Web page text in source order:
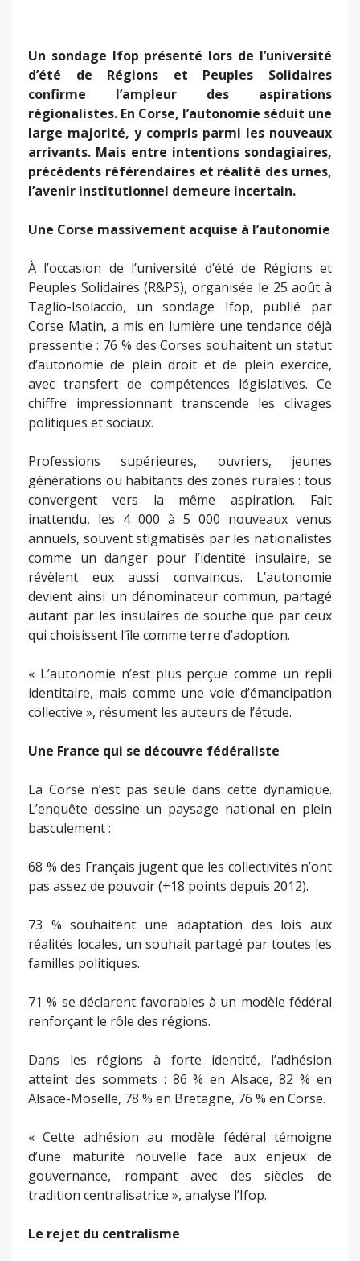
Un sondage Ifop présenté lors de l’université
d’été de Régions et Peuples Solidaires
confirme l’ampleur des aspirations
régionalistes. En Corse, l’autonomie séduit une
large majorité, y compris parmi les nouveaux
arrivants. Mais entre intentions sondagiaires,
précédents référendaires et réalité des urnes,
l’avenir institutionnel demeure incertain.
Une Corse massivement acquise à l’autonomie
À l’occasion de l’université d’été de Régions et
Peuples Solidaires (R&PS), organisée le 25 août à
Taglio-Isolaccio, un sondage Ifop, publié par
Corse Matin, a mis en lumière une tendance déjà
pressentie : 76 % des Corses souhaitent un statut
d’autonomie de plein droit et de plein exercice,
avec transfert de compétences législatives. Ce
chiffre impressionnant transcende les clivages
politiques et sociaux.
Professions supérieures, ouvriers, jeunes
générations ou habitants des zones rurales : tous
convergent vers la même aspiration. Fait
inattendu, les 4 000 à 5 000 nouveaux venus
annuels, souvent stigmatisés par les nationalistes
comme un danger pour l’identité insulaire, se
révèlent eux aussi convaincus. L’autonomie
devient ainsi un dénominateur commun, partagé
autant par les insulaires de souche que par ceux
qui choisissent l’île comme terre d’adoption.
« L’autonomie n’est plus perçue comme un repli
identitaire, mais comme une voie d’émancipation
collective », résument les auteurs de l’étude.
Une France qui se découvre fédéraliste
La Corse n’est pas seule dans cette dynamique.
L’enquête dessine un paysage national en plein
basculement :
68 % des Français jugent que les collectivités n’ont
pas assez de pouvoir (+18 points depuis 2012).
73 % souhaitent une adaptation des lois aux
réalités locales, un souhait partagé par toutes les
familles politiques.
71 % se déclarent favorables à un modèle fédéral
renforçant le rôle des régions.
Dans les régions à forte identité, l’adhésion
atteint des sommets : 86 % en Alsace, 82 % en
Alsace-Moselle, 78 % en Bretagne, 76 % en Corse.
« Cette adhésion au modèle fédéral témoigne
d’une maturité nouvelle face aux enjeux de
gouvernance, rompant avec des siècles de
tradition centralisatrice », analyse l’Ifop.
Le rejet du centralisme